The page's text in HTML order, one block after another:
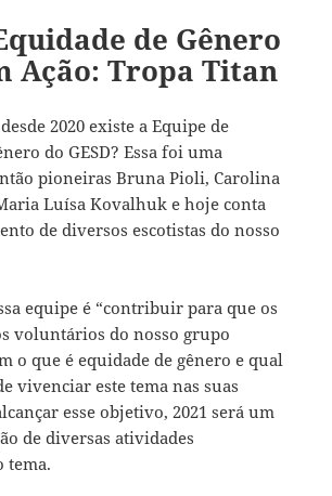
de Gênero
Ação: Tropa Titan
2020 existe a Equipe de
do GESD? Essa foi uma
pioneiras Bruna Pioli, Carolina
Luísa Kovalhuk e hoje conta
de diversos escotistas do nosso
equipe é “contribuir para que os
voluntários do nosso grupo
o que é equidade de gênero e qual
vivenciar este tema nas suas
esse objetivo, 2021 será um
de diversas atividades
tema.